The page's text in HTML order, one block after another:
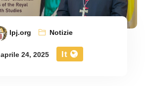
lpj.org
Notizie
aprile 24, 2025
It